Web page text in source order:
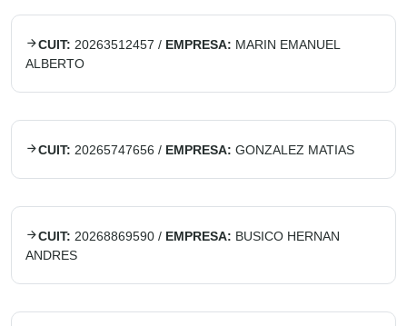
CUIT: 20263512457 / EMPRESA: MARIN EMANUEL
ALBERTO
CUIT: 20265747656 / EMPRESA: GONZALEZ MATIAS
CUIT: 20268869590 / EMPRESA: BUSICO HERNAN
ANDRES